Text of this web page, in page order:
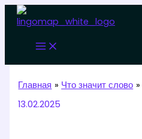
Перейти
содержимому
Главная Что значит слово
13.02.2025